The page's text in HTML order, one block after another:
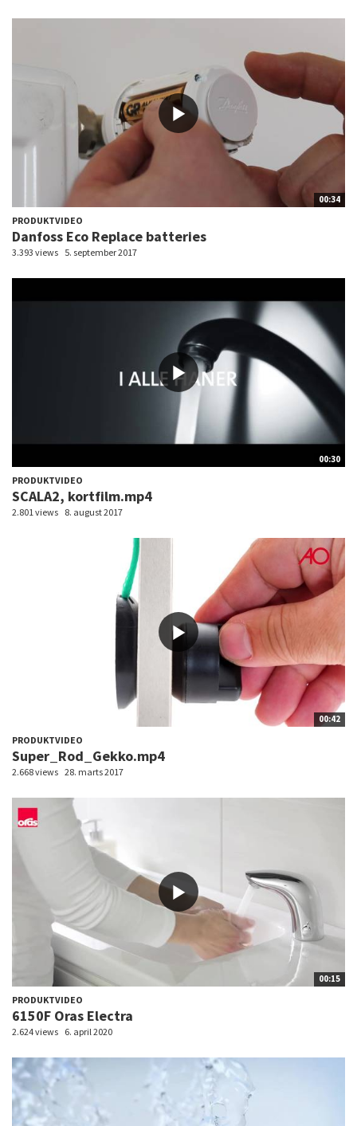
00:34
PRODUKTVIDEO
Danfoss Eco Replace batteries
3.393 views 5. september 2017
00:30
PRODUKTVIDEO
SCALA2, kortfilm.mp4
2.801 views 8. august 2017
00:42
PRODUKTVIDEO
Super_Rod_Gekko.mp4
2.668 views 28. marts 2017
00:15
PRODUKTVIDEO
6150F Oras Electra
2.624 views 6. april 2020